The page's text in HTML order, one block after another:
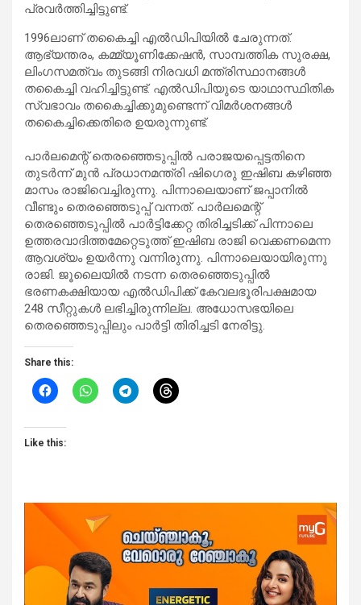
പ്രവര്‍ത്തിച്ചിട്ടുണ്ട്.
1996ലാണ് തകൈച്ചി എല്‍ഡിപിയില്‍ ചേരുന്നത്.
ആഭ്യന്തരം, കമ്മ്യൂണിക്കേഷന്‍, സാമ്പത്തിക സുരക്ഷ,
ലിംഗസമത്വം തുടങ്ങി നിരവധി മന്ത്രിസ്ഥാനങ്ങള്‍
തകൈച്ചി വഹിച്ചിട്ടുണ്ട്. എല്‍ഡിപിയുടെ യാഥാസ്ഥിതിക
സ്വഭാവം തകൈച്ചിക്കുമുണ്ടെന്ന് വിമര്‍ശനങ്ങള്‍
തകൈച്ചിക്കെതിരെ ഉയരുന്നുണ്ട്.
പാര്‍ലമെന്റ് തെരഞ്ഞെടുപ്പില്‍ പരാജയപ്പെട്ടതിനെ
തുടര്‍ന്ന് മുന്‍ പ്രധാനമന്ത്രി ഷിഗെരു ഇഷിബ കഴിഞ്ഞ
മാസം രാജിവെച്ചിരുന്നു. പിന്നാലെയാണ് ജപ്പാനില്‍
വീണ്ടും തെരഞ്ഞെടുപ്പ് വന്നത്. പാര്‍ലമെന്റ്
തെരഞ്ഞെടുപ്പില്‍ പാര്‍ട്ടിക്കേറ്റ തിരിച്ചടിക്ക് പിന്നാലെ
ഉത്തരവാദിത്തമേറ്റെടുത്ത് ഇഷിബ രാജി വെക്കണമെന്ന
ആവശ്യം ഉയര്‍ന്നു വന്നിരുന്നു. പിന്നാലെയായിരുന്നു
രാജി. ജൂലൈയില്‍ നടന്ന തെരഞ്ഞെടുപ്പില്‍
ഭരണകക്ഷിയായ എല്‍ഡിപിക്ക് കേവലഭൂരിപക്ഷമായ
248 സീറ്റുകള്‍ ലഭിച്ചിരുന്നില്ല. അധോസഭയിലെ
തെരഞ്ഞെടുപ്പിലും പാര്‍ട്ടി തിരിച്ചടി നേരിട്ടു.
Share this:
Like this: